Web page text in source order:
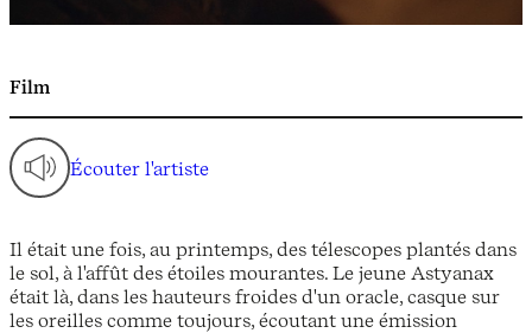
Film
Écouter l'artiste
Il était une fois, au printemps, des télescopes plantés dans
le sol, à l'affût des étoiles mourantes. Le jeune Astyanax
était là, dans les hauteurs froides d'un oracle, casque sur
les oreilles comme toujours, écoutant une émission